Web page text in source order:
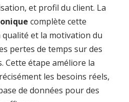
et profil du client. La
complète cette
et la motivation du
pertes de temps sur des
Cette étape améliore la
les besoins réels,
de données pour des